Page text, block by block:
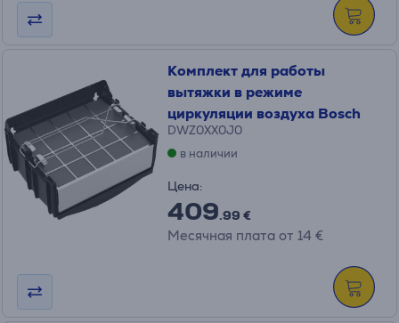
Комплект для работы
вытяжки в режиме
циркуляции воздуха Bosch
DWZ0XX0J0
в наличии
Цена:
409.99 €
Месячная плата от 14 €